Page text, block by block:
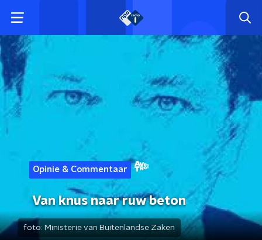
Opinie & Commentaar
Van knus naar ruw beton
foto: Ministerie van Buitenlandse Zaken